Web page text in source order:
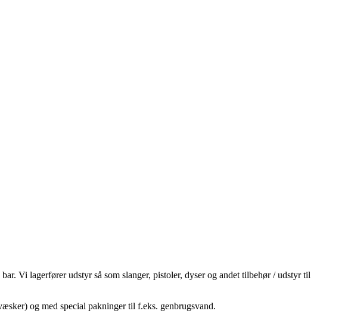
Vi lagerfører udstyr så som slanger, pistoler, dyser og andet tilbehør / udstyr til
og med special pakninger til f.eks. genbrugsvand.